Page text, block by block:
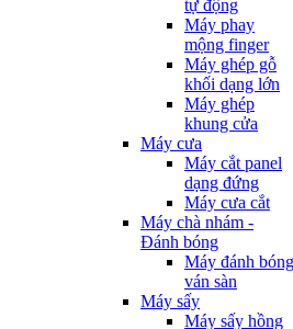
tự động
Máy phay
mộng finger
Máy ghép gỗ
khối dạng lớn
Máy ghép
khung cửa
Máy cưa
Máy cắt panel
dạng đứng
Máy cưa cắt
Máy chà nhám -
Đánh bóng
Máy đánh bóng
ván sàn
Máy sấy
Máy sấy hồng